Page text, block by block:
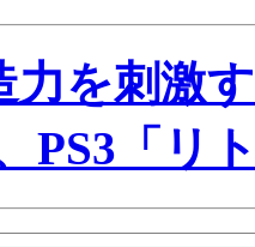
力を刺激
PS3「リ